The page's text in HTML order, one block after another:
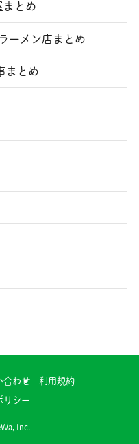
まとめ
ーメン店まとめ
まとめ
合わせ
利用規約
リシー
Inc.